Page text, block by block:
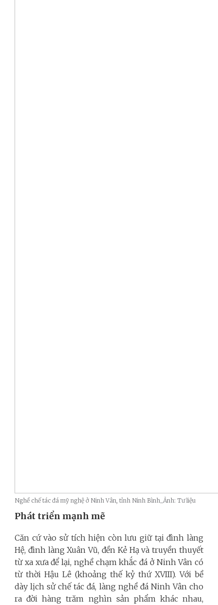
Nghề chế tác đá mỹ nghệ ở Ninh Vân, tỉnh Ninh Bình_Ảnh: Tư liệu
Phát triển mạnh mẽ
Căn cứ vào sử tích hiện còn lưu giữ tại đình làng
Hệ, đình làng Xuân Vũ, đền Kẻ Hạ và truyền thuyết
từ xa xưa để lại, nghề chạm khắc đá ở Ninh Vân có
từ thời Hậu Lê (khoảng thế kỷ thứ XVIII). Với bề
dày lịch sử chế tác đá, làng nghề đá Ninh Vân cho
ra đời hàng trăm nghìn sản phẩm khác nhau,